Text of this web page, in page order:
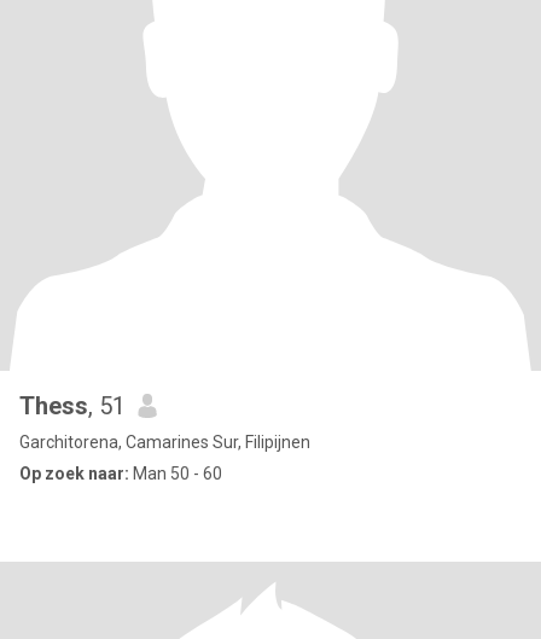
Thess, 51
Garchitorena, Camarines Sur, Filipijnen
Op zoek naar: Man 50 - 60